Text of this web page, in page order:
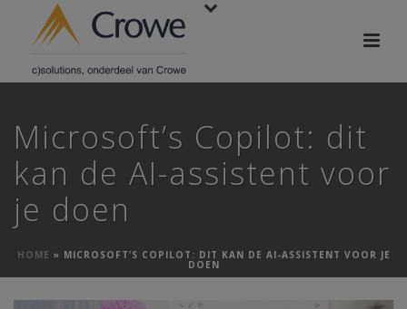
Microsoft’s Copilot: dit
kan de AI-assistent voor
je doen
HOME » MICROSOFT’S COPILOT: DIT KAN DE AI-ASSISTENT VOOR JE
DOEN